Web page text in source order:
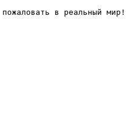
в реальный мир!